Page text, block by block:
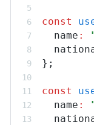
const
name :
};
const
name :